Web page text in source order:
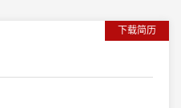
下载简历